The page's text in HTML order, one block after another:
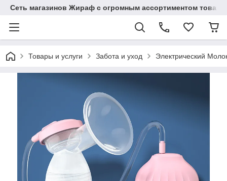
Сеть магазинов Жираф с огромным ассортиментом
Товары и услуги Забота и уход Электрический